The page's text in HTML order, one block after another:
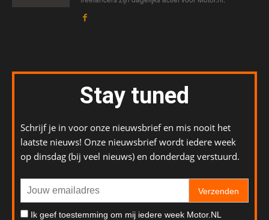
Stay tuned
Schrijf je in voor onze nieuwsbrief en mis nooit het
laatste nieuws! Onze nieuwsbrief wordt iedere week
op dinsdag (bij veel nieuws) en donderdag verstuurd.
Verzenden
Ik geef toestemming om mij iedere week Motor.NL